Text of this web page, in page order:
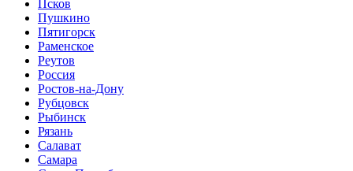
Псков
Пушкино
Пятигорск
Раменское
Реутов
Россия
Ростов-на-Дону
Рубцовск
Рыбинск
Рязань
Салават
Самара